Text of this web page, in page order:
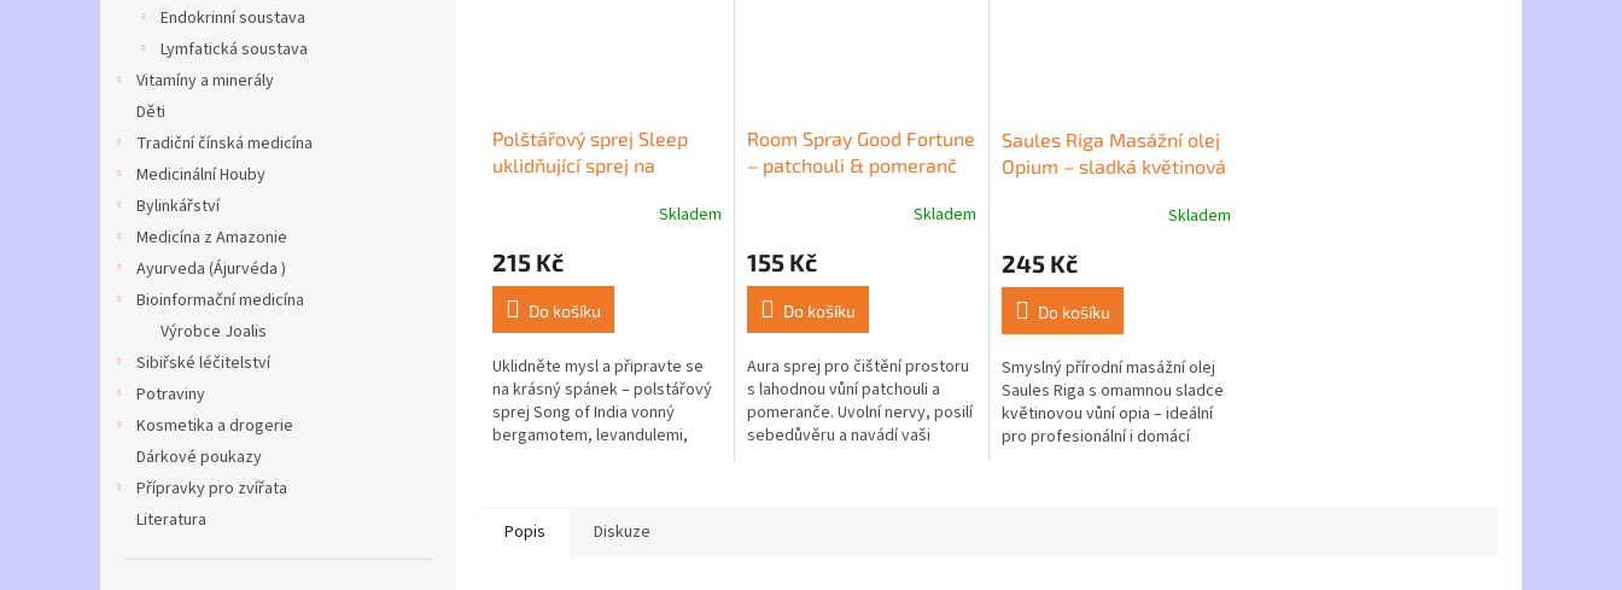
Endokrinní soustava
Lymfatická soustava
Vitamíny a minerály
Děti
Tradiční čínská medicína
Medicinální Houby
Bylinkářství
Medicína z Amazonie
Ayurveda (Ájurvéda )
Bioinformační medicína
Výrobce Joalis
Sibiřské léčitelství
Potraviny
Kosmetika a drogerie
Dárkové poukazy
Přípravky pro zvířata
Literatura
Polštářový sprej Sleep
uklidňující sprej na
produktu
je
5,0
z
5
hvězdiček.
Skladem
215 Kč
Do košíku
Uklidněte mysl a připravte se
na krásný spánek – polstářový
sprej Song of India vonný
bergamotem, levandulemi,
Room Spray Good Fortune
– patchouli & pomeranč
produktu
je
5,0
z
5
hvězdiček.
Skladem
155 Kč
Do košíku
Aura sprej pro čištění prostoru
s lahodnou vůní patchouli a
pomeranče. Uvolní nervy, posilí
sebedůvěru a navádí vaši
Saules Riga Masážní olej
Opium – sladká květinová
produktu
je
5,0
z
5
hvězdiček.
Skladem
245 Kč
Do košíku
Smyslný přírodní masážní olej
Saules Riga s omamnou sladce
květinovou vůní opia – ideální
pro profesionální i domácí
Popis Diskuze